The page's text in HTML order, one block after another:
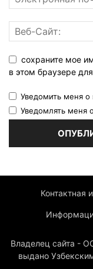
сохраните мое
в этом браузере
Уведомить меня о
Уведомлять меня
Контактная
Владелец сайта -
выдано